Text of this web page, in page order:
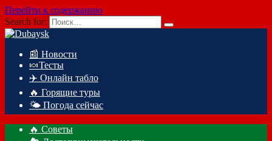
Перейти к содержанию
Search for:
📰 Новости
🍬Тесты
✈️ Онлайн табло
🔥 Горящие туры
🌤️ Погода сейчас
🔥 Советы